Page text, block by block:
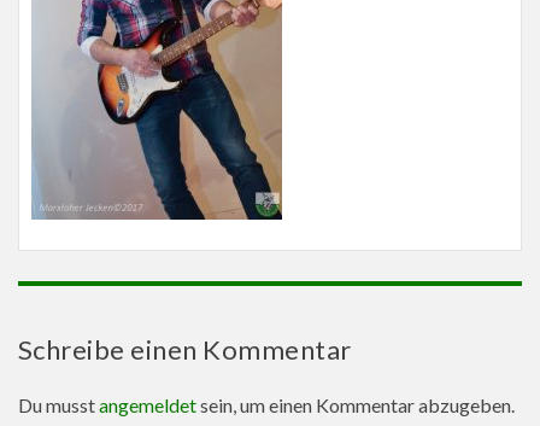
Schreibe einen Kommentar
Du musstangemeldetsein, um einen Kommentar abzugeben.